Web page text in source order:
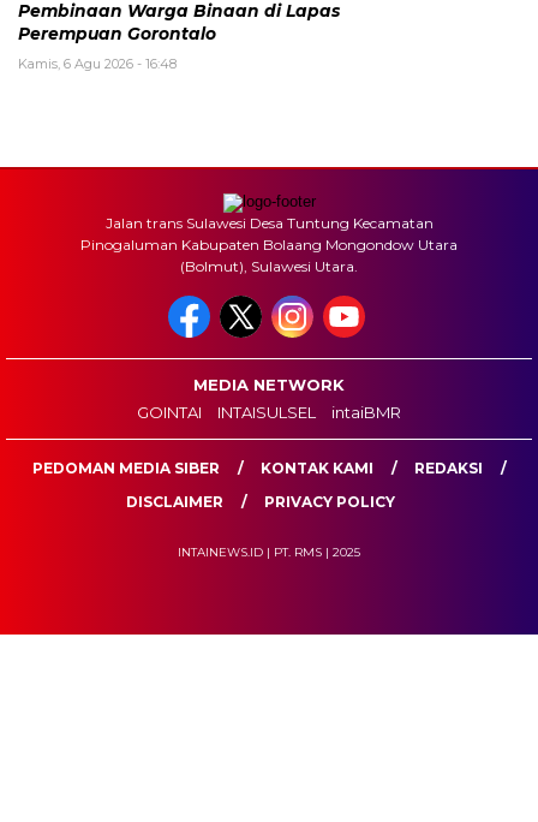
Pembinaan Warga Binaan di Lapas
Perempuan Gorontalo
Kamis, 6 Agu 2026 - 16:48
Jalan trans Sulawesi Desa Tuntung Kecamatan
Pinogaluman Kabupaten Bolaang Mongondow Utara
(Bolmut), Sulawesi Utara.
MEDIA NETWORK
GOINTAI
INTAISULSEL intaiBMR
PEDOMAN MEDIA SIBER KONTAK KAMI
REDAKSI
DISCLAIMER
PRIVACY POLICY
INTAINEWS.ID | PT. RMS | 2025